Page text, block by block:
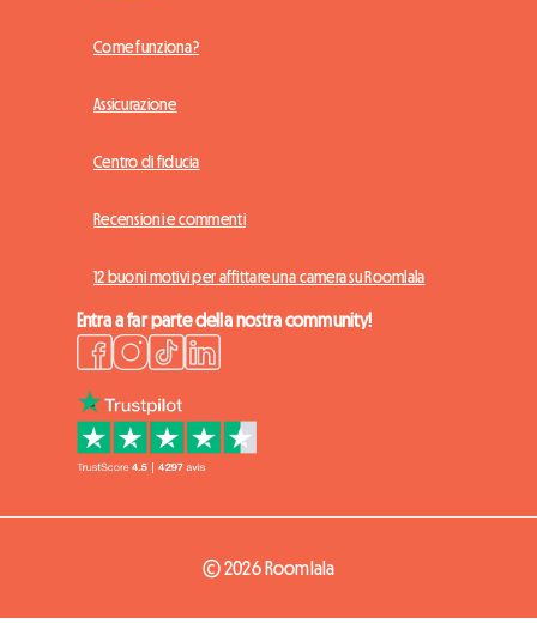
Come funziona?
Assicurazione
Centro di fiducia
Recensioni e commenti
12 buoni motivi per affittare una camera su Roomlala
Entra a far parte della nostra community!
© 2026 Roomlala